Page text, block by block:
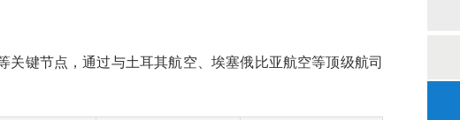
键节点，通过与土耳其航空、埃塞俄比亚航空等顶级航司